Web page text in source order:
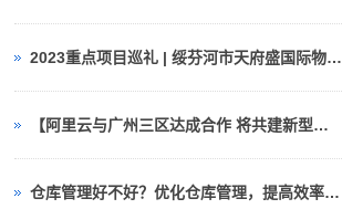
2023重点项目巡礼 | 绥芬河市天府盛国际物流产业园：对俄“云仓平台”
【阿里云与广州三区达成合作 将共建新型算力基础设施、人工智能等】视频介绍
仓库管理好不好？优化仓库管理，提高效率与准确性！